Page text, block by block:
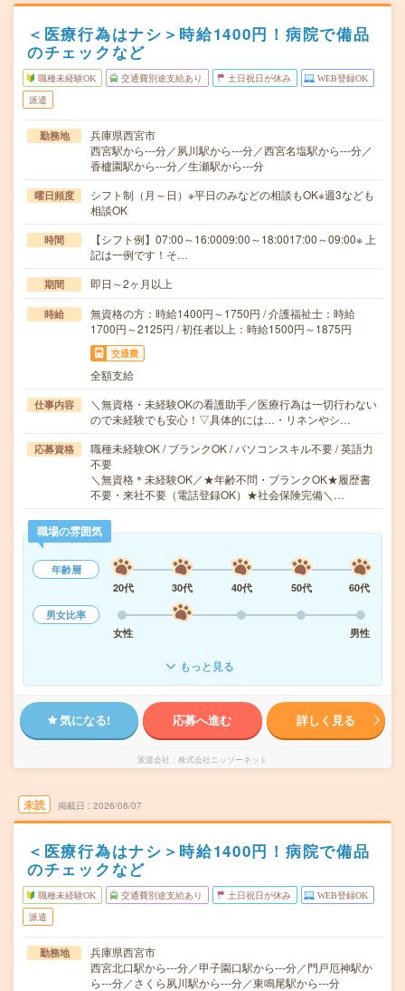
＜医療行為はナシ＞時給1400円！病院で備品
のチェックなど
職種未経験OK 交通費別途支給あり 土日祝日が休み WEB登録OK
派遣
勤務地
兵庫県西宮市
西宮駅から---分／夙川駅から---分／西宮名塩駅から---分／
香櫨園駅から---分／生瀬駅から---分
曜日頻度
シフト制（月～日）※平日のみなどの相談もOK※週3なども
相談OK
時間
【シフト例】07:00～16:0009:00～18:0017:00～09:00※ 上
記は一例です！そ…
期間 即日～2ヶ月以上
時給
無資格の方：時給1400円～1750円 / 介護福祉士：時給
1700円～2125円 / 初任者以上：時給1500円～1875円
交通費
全額支給
仕事内容
＼無資格・未経験OKの看護助手／医療行為は一切行わない
ので未経験でも安心！▽具体的には…・リネンやシ…
応募資格
職種未経験OK / ブランクOK / パソコンスキル不要 / 英語力
不要
＼無資格＊未経験OK／★年齢不問・ブランクOK★履歴書
不要・来社不要（電話登録OK）★社会保険完備＼…
職場の雰囲気
年齢層
20代
30代 40代 50代
60代
男女比率
女性
男性
もっと見る
気になる! 応募へ進む 詳しく見る
派遣会社 株式会社ニッソーネット
未読 掲載日 2026/08/07
＜医療行為はナシ＞時給1400円！病院で備品
のチェックなど
職種未経験OK 交通費別途支給あり 土日祝日が休み WEB登録OK
派遣
勤務地
兵庫県西宮市
西宮北口駅から---分／甲子園口駅から---分／門戸厄神駅か
ら---分／さくら夙川駅から---分／東鳴尾駅から---分